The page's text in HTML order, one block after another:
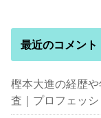
最近のコメント
樫本大進の経歴
査｜プロフェッ